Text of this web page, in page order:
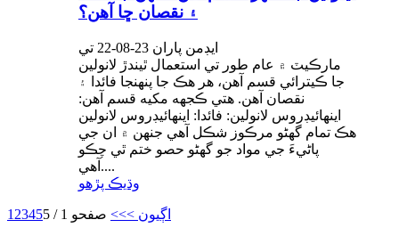
۽ نقصان ڇا آهن؟
ايڊمن پاران 23-08-22 تي
مارڪيٽ ۾ عام طور تي استعمال ٿيندڙ لانولين
جا ڪيترائي قسم آهن، هر هڪ جا پنهنجا فائدا ۽
نقصان آهن. هتي ڪجهه مکيه قسم آهن:
اينهائيڊروس لانولين: فائدا: اينهائيڊروس لانولين
هڪ تمام گهڻو مرڪوز شڪل آهي جنهن ۾ ان جي
پاڻيءَ جي مواد جو گهڻو حصو ختم ٿي چڪو
آهي....
وڌيڪ پڙهو
1 2345 اڳيون >>> صفحو 1 / 5